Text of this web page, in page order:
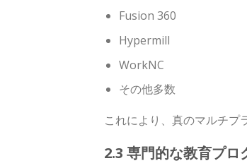
Fusion 360
Hypermill
WorkNC
その他多数
これにより、真のマルチプ
2.3 専門的な教育プロ